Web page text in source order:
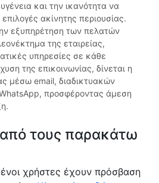
και την ικανότητα να
ακίνητης περιουσίας.
εξυπηρέτηση των πελατών
της εταιρείας,
υπηρεσίες σε κάθε
της επικοινωνίας, δίνεται η
μέσω email, διαδικτυακών
προσφέροντας άμεση
από τους παρακάτω
χρήστες έχουν πρόσβαση